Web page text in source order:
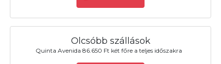
Olcsóbb szállások
Quinta Avenida 86.650 Ft két főre a teljes időszakra